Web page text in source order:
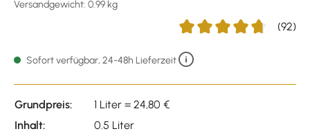
Versandgewicht: 0.99 kg
(92)
Sofort verfügbar, 24-48h Lieferzeit
Grundpreis:
1 Liter = 24,80 €
Inhalt:
0.5 Liter